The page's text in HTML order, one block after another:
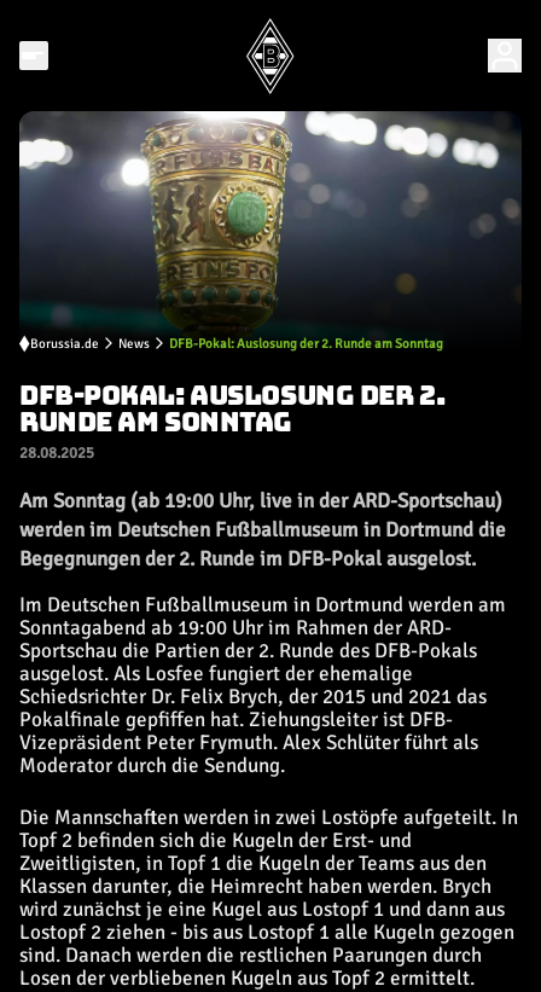
Borussia.de News DFB-Pokal: Auslosung der 2. Runde am Sonntag
DFB-POKAL: AUSLOSUNG DER 2.
RUNDE AM SONNTAG
28.08.2025
Am Sonntag (ab 19:00 Uhr, live in der ARD-Sportschau)
werden im Deutschen Fußballmuseum in Dortmund die
Begegnungen der 2. Runde im DFB-Pokal ausgelost.
Im Deutschen Fußballmuseum in Dortmund werden am
Sonntagabend ab 19:00 Uhr im Rahmen der ARD-
Sportschau die Partien der 2. Runde des DFB-Pokals
ausgelost. Als Losfee fungiert der ehemalige
Schiedsrichter Dr. Felix Brych, der 2015 und 2021 das
Pokalfinale gepfiffen hat. Ziehungsleiter ist DFB-
Vizepräsident Peter Frymuth. Alex Schlüter führt als
Moderator durch die Sendung.
Die Mannschaften werden in zwei Lostöpfe aufgeteilt. In
Topf 2 befinden sich die Kugeln der Erst- und
Zweitligisten, in Topf 1 die Kugeln der Teams aus den
Klassen darunter, die Heimrecht haben werden. Brych
wird zunächst je eine Kugel aus Lostopf 1 und dann aus
Lostopf 2 ziehen - bis aus Lostopf 1 alle Kugeln gezogen
sind. Danach werden die restlichen Paarungen durch
Losen der verbliebenen Kugeln aus Topf 2 ermittelt.